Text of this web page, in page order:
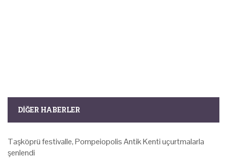
DIĞER HABERLER
Taşköprü festivalle, Pompeiopolis Antik Kenti uçurtmalarla
şenlendi